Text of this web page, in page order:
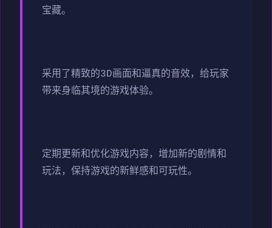
宝藏。
采用了精致的3D画面和逼真的音效，给玩家
带来身临其境的游戏体验。
定期更新和优化游戏内容，增加新的剧情和
玩法，保持游戏的新鲜感和可玩性。